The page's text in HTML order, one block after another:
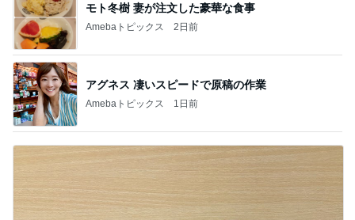
モト冬樹 妻が注文した豪華な食事
Amebaトピックス 2日前
アグネス 凄いスピードで原稿の作業
Amebaトピックス 1日前